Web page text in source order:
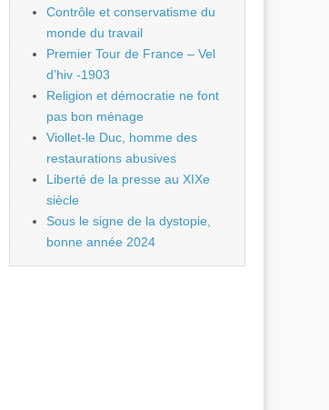
Contrôle et conservatisme du
monde du travail
Premier Tour de France – Vel
d’hiv -1903
Religion et démocratie ne font
pas bon ménage
Viollet-le Duc, homme des
restaurations abusives
Liberté de la presse au XIXe
siècle
Sous le signe de la dystopie,
bonne année 2024